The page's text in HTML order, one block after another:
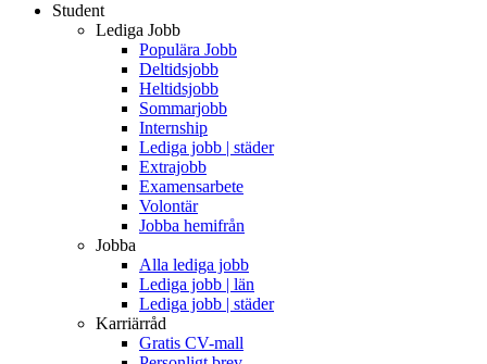
Student
Lediga Jobb
Populära Jobb
Deltidsjobb
Heltidsjobb
Sommarjobb
Internship
Lediga jobb | städer
Extrajobb
Examensarbete
Volontär
Jobba hemifrån
Jobba
Alla lediga jobb
Lediga jobb | län
Lediga jobb | städer
Karriärråd
Gratis CV-mall